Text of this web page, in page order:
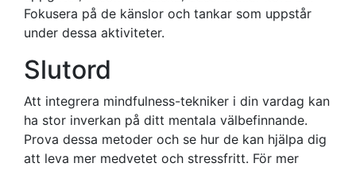
Fokusera på de känslor och tankar som uppstår
under dessa aktiviteter.
Slutord
Att integrera mindfulness-tekniker i din vardag kan
ha stor inverkan på ditt mentala välbefinnande.
Prova dessa metoder och se hur de kan hjälpa dig
att leva mer medvetet och stressfritt. För mer